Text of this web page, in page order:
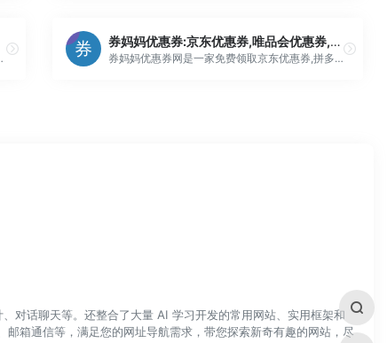
续发力，孵化出一系列行业领军企业。
券妈妈优惠券:京东优惠券,唯品会优惠券,拼多多优惠券,饿了么优惠券,美团外卖优惠券免费领取
券妈妈优惠券网是一家免费领取京东优惠券,拼多多优惠券,唯品会优惠券,饿了么优惠券,美团外卖优惠券,滴滴优惠券网站。
对话聊天等。还整合了大量 AI 学习开发的常用网站、实用框架和
箱通信等，满足您的网址导航需求，带您探索新奇有趣的网站，尽